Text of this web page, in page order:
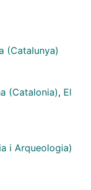
Su 'S.A. de
1909, legalizó
la sociedad
empresarios
original revista
y
de
utilizadas
XX hasta la
(Catalunya)
(Catalonia), El
i Arqueologia)